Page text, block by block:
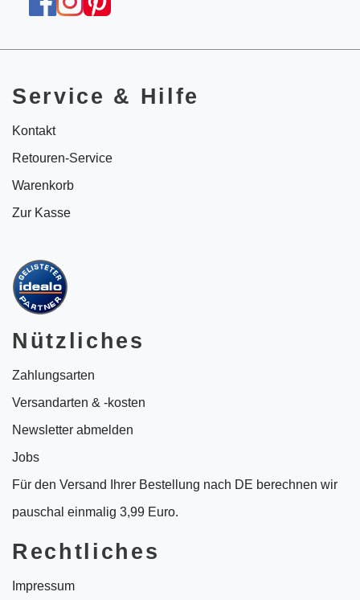
Service & Hilfe
Kontakt
Retouren-Service
Warenkorb
Zur Kasse
Nützliches
Zahlungsarten
Versandarten & -kosten
Newsletter abmelden
Jobs
Für den Versand Ihrer Bestellung nach DE berechnen wir
pauschal einmalig 3,99 Euro.
Rechtliches
Impressum